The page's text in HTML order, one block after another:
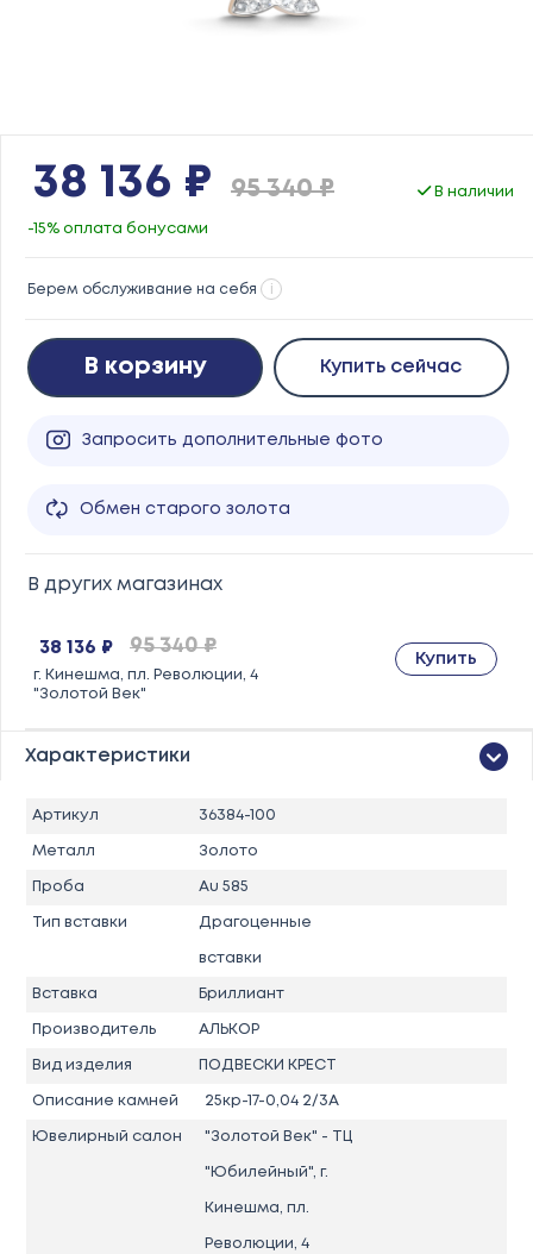
38 136 ₽ 95 340 ₽ В наличии
-15% оплата бонусами
Берем обслуживание на себя i
В корзину Купить сейчас
Запросить дополнительные фото
Обмен старого золота
В других магазинах
38 136 ₽ 95 340 ₽
г. Кинешма, пл. Революции, 4
"Золотой Век"
Купить
Характеристики
Артикул 36384-100
Металл Золото
Проба Au 585
Тип вставки Драгоценные
вставки
Вставка Бриллиант
Производитель АЛЬКОР
Вид изделия ПОДВЕСКИ КРЕСТ
Описание камней 25кр-17-0,04 2/3А
Ювелирный салон "Золотой Век" - ТЦ
"Юбилейный", г.
Кинешма, пл.
Революции, 4